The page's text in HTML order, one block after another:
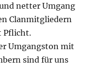
netter Umgang
Clanmitgliedern
Pflicht.
Umgangston mit
sind für uns